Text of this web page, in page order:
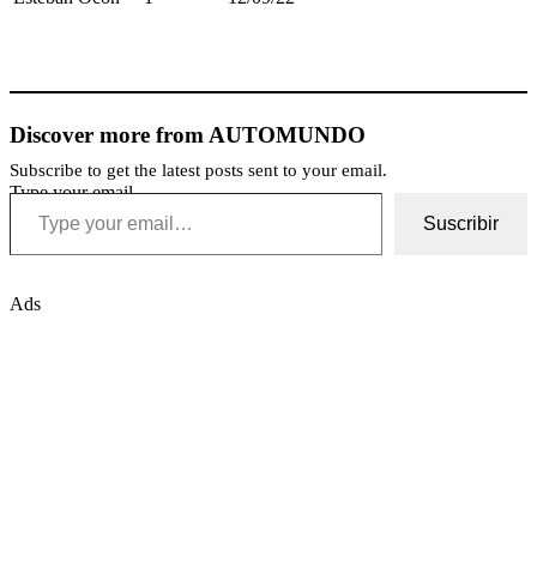
Discover more from AUTOMUNDO
Subscribe to get the latest posts sent to your email.
Type your email…
Suscribir
Ads